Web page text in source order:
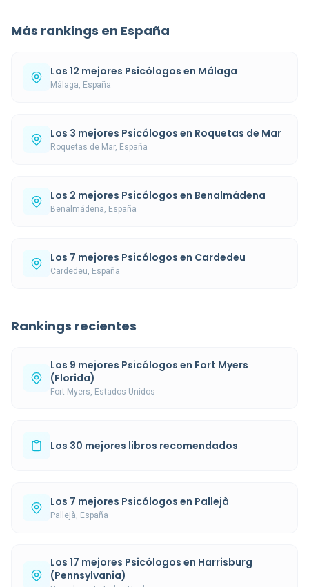
Más rankings en España
Los 12 mejores Psicólogos en Málaga
Málaga, España
Los 3 mejores Psicólogos en Roquetas de Mar
Roquetas de Mar, España
Los 2 mejores Psicólogos en Benalmádena
Benalmádena, España
Los 7 mejores Psicólogos en Cardedeu
Cardedeu, España
Rankings recientes
Los 9 mejores Psicólogos en Fort Myers
(Florida)
Fort Myers, Estados Unidos
Los 30 mejores libros recomendados
Los 7 mejores Psicólogos en Pallejà
Pallejà, España
Los 17 mejores Psicólogos en Harrisburg
(Pennsylvania)